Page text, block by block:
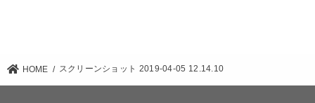
HOME スクリーンショット 2019-04-05 12.14.10